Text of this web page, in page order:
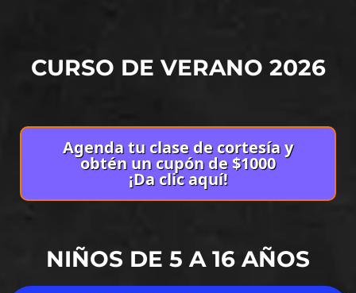
CURSO DE VERANO 2026
Agenda tu clase de cortesía y
obtén un cupón de $1000
¡Da clic aquí!
NIÑOS DE 5 A 16 AÑOS